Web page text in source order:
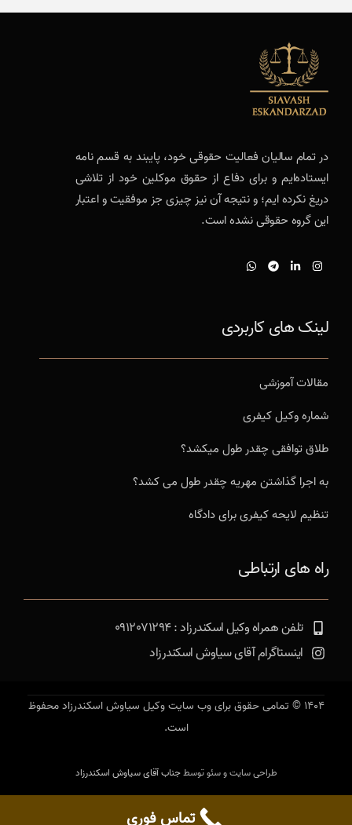
در تمام سالیان فعالیت حقوقی خود، پایبند به قسم نامه
ایستاده‌ایم و برای دفاع از حقوق موکلین خود از تلاشی
دریغ نکرده ایم؛ و نتیجه آن نیز چیزی جز موفقیت و اعتبار
این گروه حقوقی نشده است.
لینک های کاربردی
مقالات آموزشی
شماره وکیل کیفری
طلاق توافقی چقدر طول میکشد؟
به اجرا گذاشتن مهریه چقدر طول می کشد؟
تنظیم لایحه کیفری برای دادگاه
راه های ارتباطی
تلفن همراه وکیل اسکندرزاد : 0912071294
اینستاگرام آقای سیاوش اسکندرزاد
1404 © تمامی حقوق برای وب سایت وکیل سیاوش اسکندرزاد محفوظ
است.
طراحی سایت و سئو توسطجناب آقای سیاوش اسکندرزاد
تماس فوری